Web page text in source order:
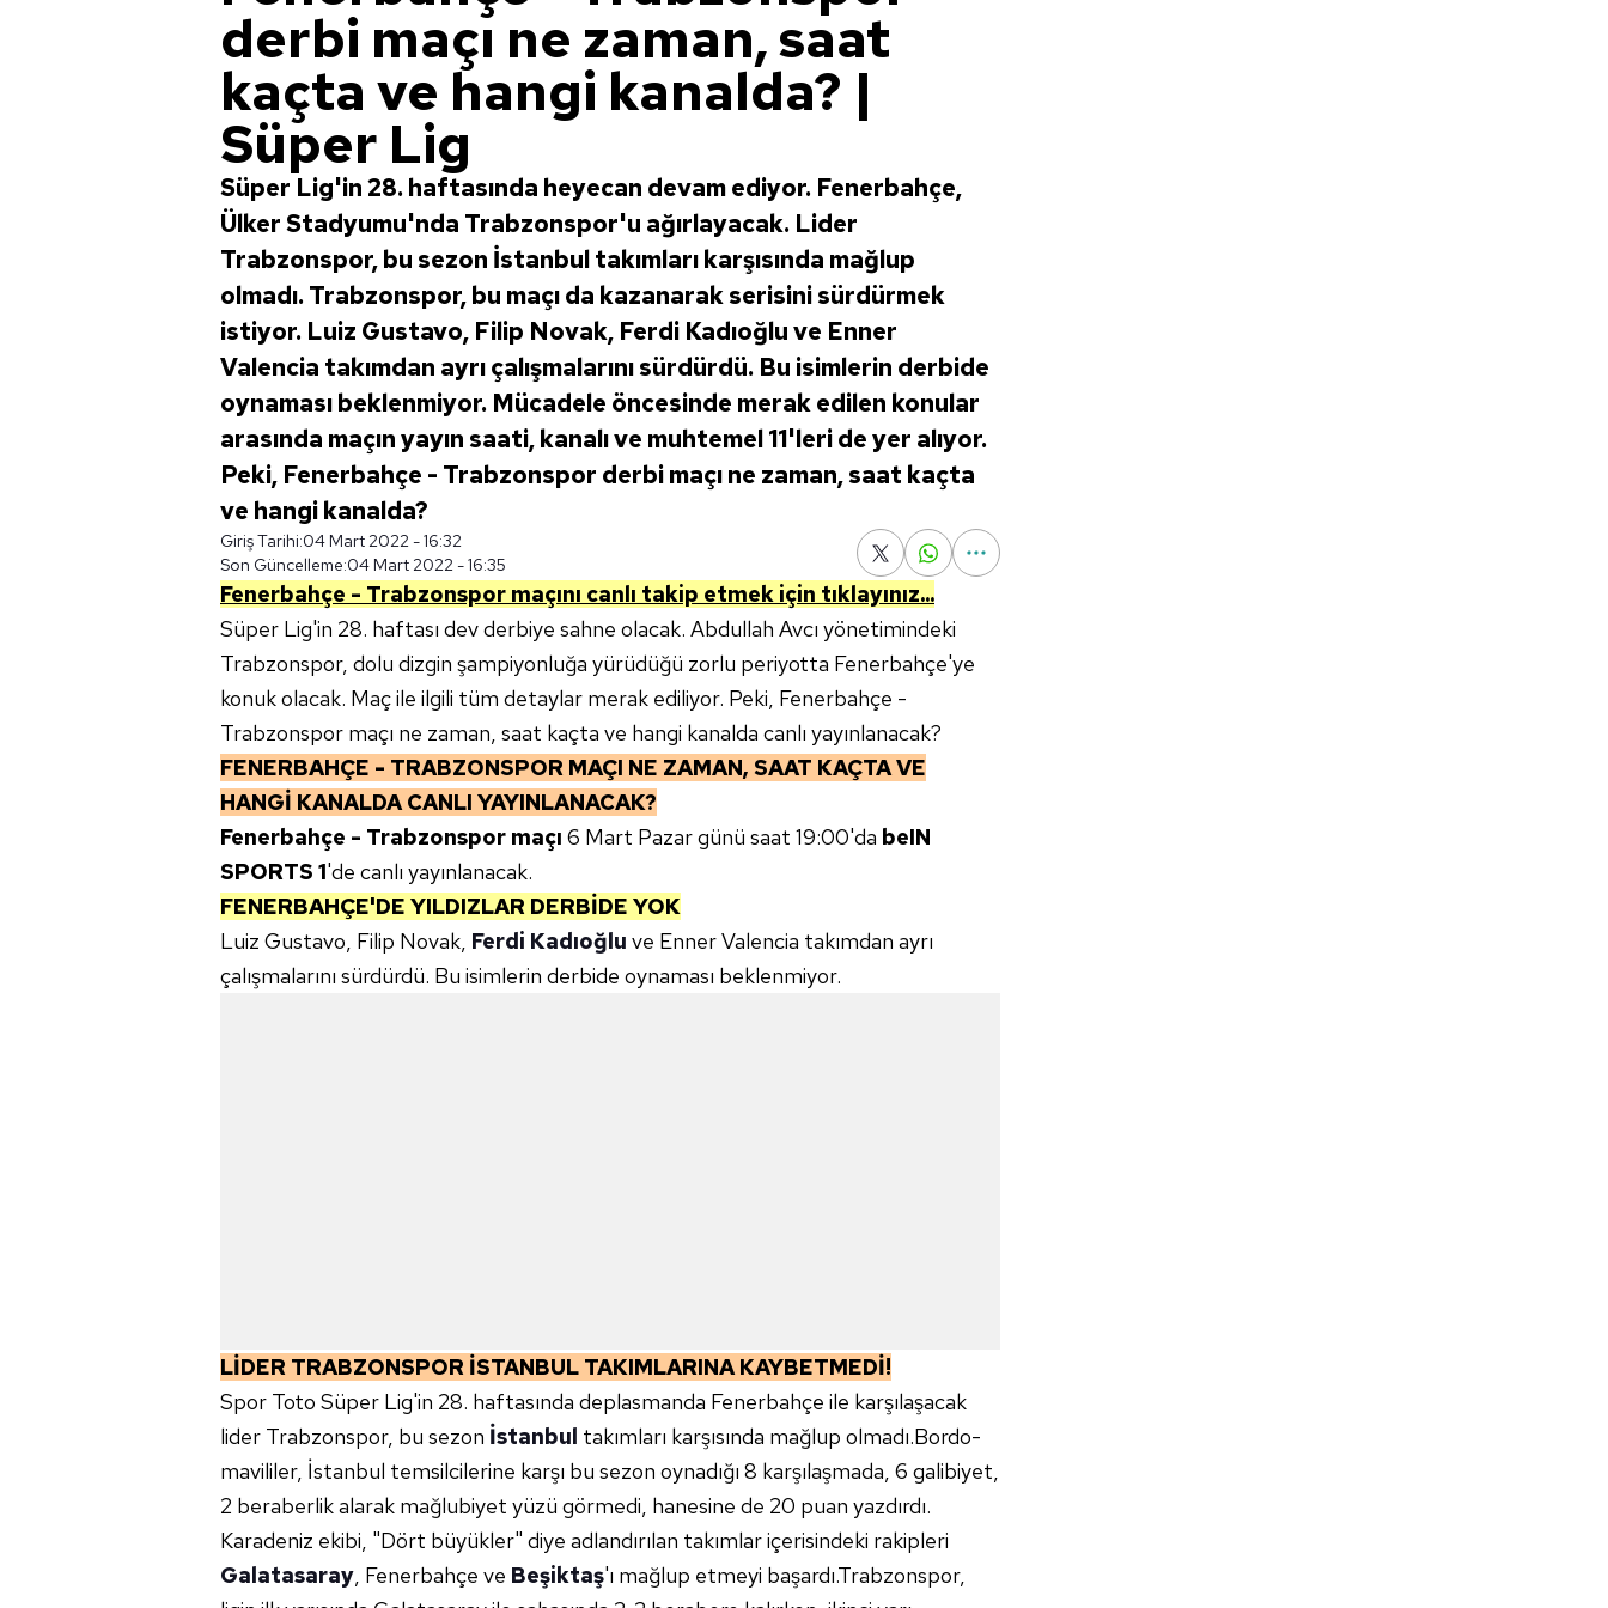
derbi maçı ne zaman, saat
kaçta ve hangi kanalda? |
Süper Lig
Süper Lig'in 28. haftasında heyecan devam ediyor. Fenerbahçe,
Ülker Stadyumu'nda Trabzonspor'u ağırlayacak. Lider
Trabzonspor, bu sezon İstanbul takımları karşısında mağlup
olmadı. Trabzonspor, bu maçı da kazanarak serisini sürdürmek
istiyor. Luiz Gustavo, Filip Novak, Ferdi Kadıoğlu ve Enner
Valencia takımdan ayrı çalışmalarını sürdürdü. Bu isimlerin derbide
oynaması beklenmiyor. Mücadele öncesinde merak edilen konular
arasında maçın yayın saati, kanalı ve muhtemel 11'leri de yer alıyor.
Peki, Fenerbahçe - Trabzonspor derbi maçı ne zaman, saat kaçta
ve hangi kanalda?
Giriş Tarihi:04 Mart 2022 - 16:32
Son Güncelleme:04 Mart 2022 - 16:35
Fenerbahçe - Trabzonspor maçını canlı takip etmek için tıklayınız...
Süper Lig'in 28. haftası dev derbiye sahne olacak. Abdullah Avcı yönetimindeki
Trabzonspor, dolu dizgin şampiyonluğa yürüdüğü zorlu periyotta Fenerbahçe'ye
konuk olacak. Maç ile ilgili tüm detaylar merak ediliyor. Peki, Fenerbahçe -
Trabzonspor maçı ne zaman, saat kaçta ve hangi kanalda canlı yayınlanacak?
FENERBAHÇE - TRABZONSPOR MAÇI NE ZAMAN, SAAT KAÇTA VE
HANGİ KANALDA CANLI YAYINLANACAK?
Fenerbahçe - Trabzonspor maçı 6 Mart Pazar günü saat 19:00'da beIN
SPORTS 1'de canlı yayınlanacak.
FENERBAHÇE'DE YILDIZLAR DERBİDE YOK
Luiz Gustavo, Filip Novak, Ferdi Kadıoğlu ve Enner Valencia takımdan ayrı
çalışmalarını sürdürdü. Bu isimlerin derbide oynaması beklenmiyor.
LİDER TRABZONSPOR İSTANBUL TAKIMLARINA KAYBETMEDİ!
Spor Toto Süper Lig'in 28. haftasında deplasmanda Fenerbahçe ile karşılaşacak
lider Trabzonspor, bu sezon İstanbul takımları karşısında mağlup olmadı.Bordo-
mavililer, İstanbul temsilcilerine karşı bu sezon oynadığı 8 karşılaşmada, 6 galibiyet,
2 beraberlik alarak mağlubiyet yüzü görmedi, hanesine de 20 puan yazdırdı.
Karadeniz ekibi, "Dört büyükler" diye adlandırılan takımlar içerisindeki rakipleri
Galatasaray, Fenerbahçe ve Beşiktaş'ı mağlup etmeyi başardı.Trabzonspor,